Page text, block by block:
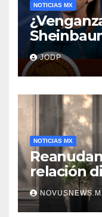
NOTICIAS MX
negra en
Aguirre
JODP
NOTICIAS MX
relación